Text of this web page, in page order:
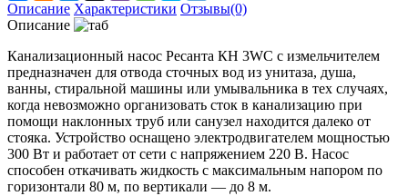
Описание Характеристики Отзывы(0)
Описание
Канализационный насос Ресанта КН 3WC с измельчителем
предназначен для отвода сточных вод из унитаза, душа,
ванны, стиральной машины или умывальника в тех случаях,
когда невозможно организовать сток в канализацию при
помощи наклонных труб или санузел находится далеко от
стояка. Устройство оснащено электродвигателем мощностью
300 Вт и работает от сети с напряжением 220 В. Насос
способен откачивать жидкость с максимальным напором по
горизонтали 80 м, по вертикали — до 8 м.